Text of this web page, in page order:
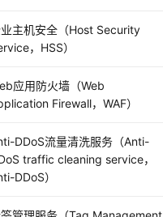
主机安全（Host Security
，HSS）
应用防火墙（Web
Firewall，WAF）
DDoS流量清洗服务（Anti-
traffic cleaning service，
DDoS）